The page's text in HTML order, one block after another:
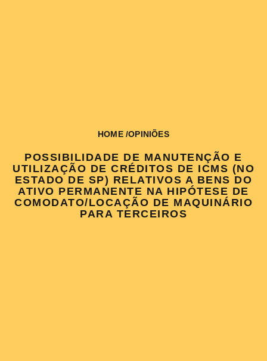
HOME/OPINIÕES
POSSIBILIDADE DE MANUTENÇÃO E
UTILIZAÇÃO DE CRÉDITOS DE ICMS (NO
ESTADO DE SP) RELATIVOS A BENS DO
ATIVO PERMANENTE NA HIPÓTESE DE
COMODATO/LOCAÇÃO DE MAQUINÁRIO
PARA TERCEIROS